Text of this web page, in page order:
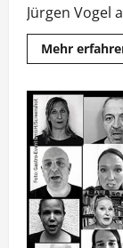
Jürgen Vogel
Mehr